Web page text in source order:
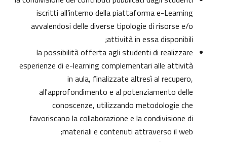
iscritti all’interno della piattaforma e-Learning
avvalendosi delle diverse tipologie di risorse e/o
attività in essa disponibili;
la possibilità offerta agli studenti di realizzare
esperienze di e-learning complementari alle attività
in aula, finalizzate altresì al recupero,
all'approfondimento e al potenziamento delle
conoscenze, utilizzando metodologie che
favoriscano la collaborazione e la condivisione di
materiali e contenuti attraverso il web;